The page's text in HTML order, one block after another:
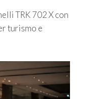
TRK 702 X con
turismo e